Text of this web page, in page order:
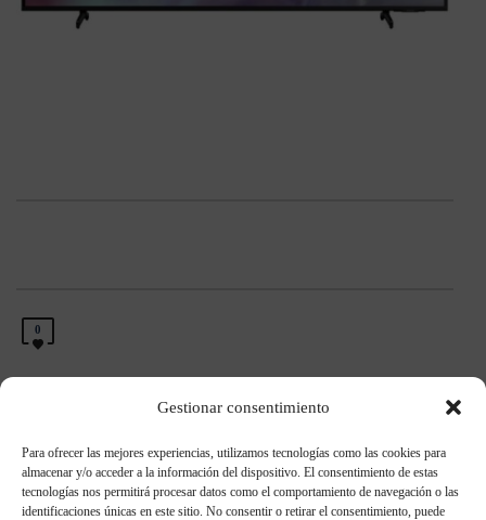
Gestionar consentimiento
Para ofrecer las mejores experiencias, utilizamos tecnologías como las cookies para
almacenar y/o acceder a la información del dispositivo. El consentimiento de estas
tecnologías nos permitirá procesar datos como el comportamiento de navegación o las
identificaciones únicas en este sitio. No consentir o retirar el consentimiento, puede
0
Entradas recientes